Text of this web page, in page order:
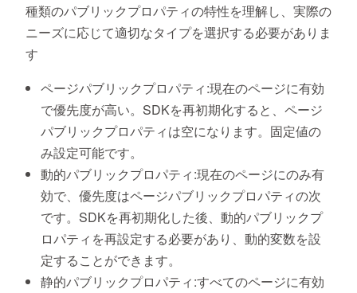
種類のパブリックプロパティの特性を理解し、実際の
ニーズに応じて適切なタイプを選択する必要がありま
す
ページパブリックプロパティ:現在のページに有効
で優先度が高い。SDKを再初期化すると、ページ
パブリックプロパティは空になります。固定値の
み設定可能です。
動的パブリックプロパティ:現在のページにのみ有
効で、優先度はページパブリックプロパティの次
です。SDKを再初期化した後、動的パブリックプ
ロパティを再設定する必要があり、動的変数を設
定することができます。
静的パブリックプロパティ:すべてのページに有効